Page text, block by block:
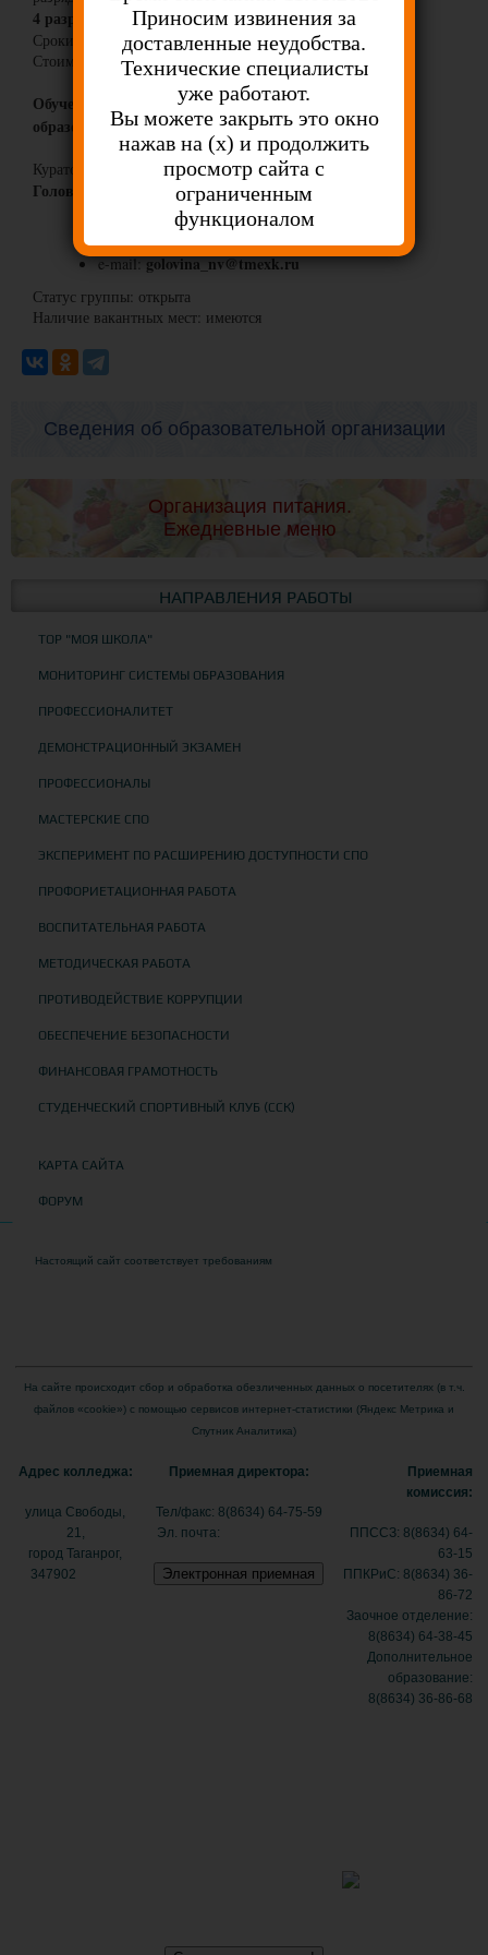
Приносим извинения за
доставленные неудобства.
Технические специалисты
уже работают.
Вы можете закрыть это окно
нажав на (х) и продолжить
просмотр сайта с
ограниченным
функционалом
4 разряд:
Сроки обучения - 3,5 месяца (504 часа)
Стоимость обучения - 12 000 рублей
Обучение проводится на базе основного общего
образования
Куратор направления профессиональной подготовки:
Головина Наталья Викторовна
8(8634) 36-86-68
e-mail:golovina_nv@tmexk.ru
Статус группы: открыта
Наличие вакантных мест: имеются
Сведения об образовательной организации
Организация питания.
Ежедневные меню
НАПРАВЛЕНИЯ РАБОТЫ
ТОР "МОЯ ШКОЛА"
МОНИТОРИНГ СИСТЕМЫ ОБРАЗОВАНИЯ
ПРОФЕССИОНАЛИТЕТ
ДЕМОНСТРАЦИОННЫЙ ЭКЗАМЕН
ПРОФЕССИОНАЛЫ
МАСТЕРСКИЕ СПО
ЭКСПЕРИМЕНТ ПО РАСШИРЕНИЮ ДОСТУПНОСТИ СПО
ПРОФОРИЕТАЦИОННАЯ РАБОТА
ВОСПИТАТЕЛЬНАЯ РАБОТА
МЕТОДИЧЕСКАЯ РАБОТА
ПРОТИВОДЕЙСТВИЕ КОРРУПЦИИ
ОБЕСПЕЧЕНИЕ БЕЗОПАСНОСТИ
ФИНАНСОВАЯ ГРАМОТНОСТЬ
СТУДЕНЧЕСКИЙ СПОРТИВНЫЙ КЛУБ (ССК)
КАРТА САЙТА
ФОРУМ
Настоящий сайт соответствует требованиям
На сайте происходит сбор и обработка обезличенных данных о посетителях (в т.ч.
файлов «cookie») с помощью сервисов интернет-статистики (Яндекс Метрика и
Спутник Аналитика)
Адрес колледжа:
улица Свободы,
21,
город Таганрог,
347902
Приемная директора:
Тел/факс: 8(8634) 64-75-59
Эл. почта:
Приемная
комиссия:
ППССЗ: 8(8634) 64-
63-15
ППКРиС: 8(8634) 36-
86-72
Заочное отделение:
8(8634) 64-38-45
Дополнительное
образование:
8(8634) 36-86-68